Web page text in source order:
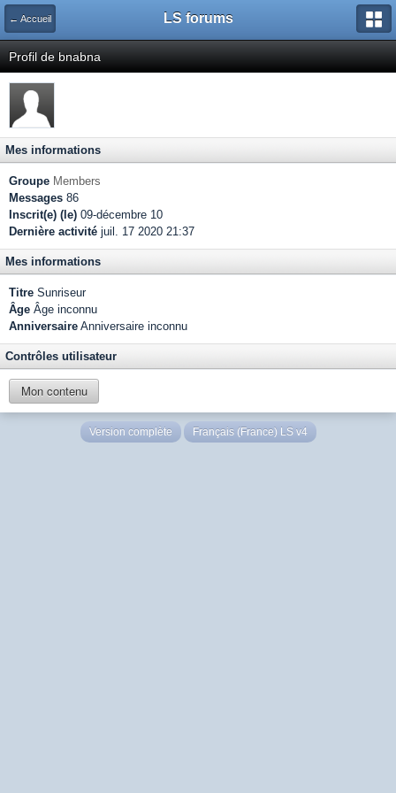
← Accueil LS forums
Profil de bnabna
Mes informations
Groupe Members
Messages 86
Inscrit(e) (le) 09-décembre 10
Dernière activité juil. 17 2020 21:37
Mes informations
Titre Sunriseur
Âge Âge inconnu
Anniversaire Anniversaire inconnu
Contrôles utilisateur
Mon contenu
Version complète Français (France) LS v4